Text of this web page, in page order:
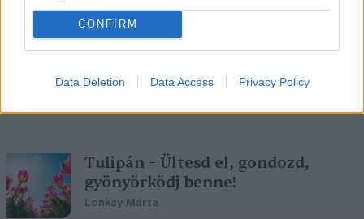
CONFIRM
Data Deletion Data Access Privacy Policy
Ne féljünk a kora tavaszi
selyemméhektől!
Kántás Zoltán
Tulipán – Ültesd el, gondozd,
gyönyörködj benne!
Lonkay Márta